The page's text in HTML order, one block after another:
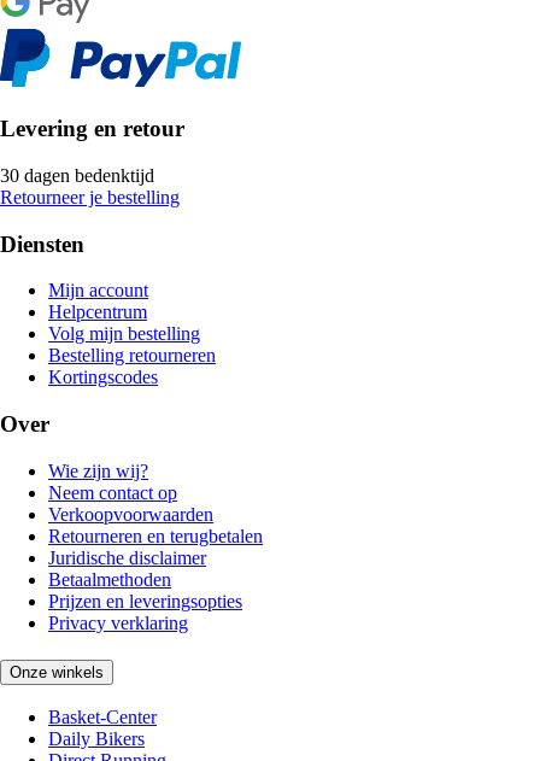
Levering en retour
30 dagen bedenktijd
Retourneer je bestelling
Diensten
Mijn account
Helpcentrum
Volg mijn bestelling
Bestelling retourneren
Kortingscodes
Over
Wie zijn wij?
Neem contact op
Verkoopvoorwaarden
Retourneren en terugbetalen
Juridische disclaimer
Betaalmethoden
Prijzen en leveringsopties
Privacy verklaring
Onze winkels
Basket-Center
Daily Bikers